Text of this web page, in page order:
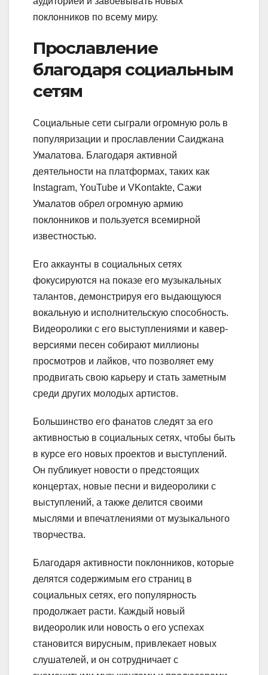
поклонников по всему миру.
Прославление
благодаря социальным
сетям
Социальные сети сыграли огромную роль в
популяризации и прославлении Саиджана
Умалатова. Благодаря активной
деятельности на платформах, таких как
Instagram, YouTube и VKontakte, Сажи
Умалатов обрел огромную армию
поклонников и пользуется всемирной
известностью.
Его аккаунты в социальных сетях
фокусируются на показе его музыкальных
талантов, демонстрируя его выдающуюся
вокальную и исполнительскую способность.
Видеоролики с его выступлениями и кавер-
версиями песен собирают миллионы
просмотров и лайков, что позволяет ему
продвигать свою карьеру и стать заметным
среди других молодых артистов.
Большинство его фанатов следят за его
активностью в социальных сетях, чтобы быть
в курсе его новых проектов и выступлений.
Он публикует новости о предстоящих
концертах, новые песни и видеоролики с
выступлений, а также делится своими
мыслями и впечатлениями от музыкального
творчества.
Благодаря активности поклонников, которые
делятся содержимым его страниц в
социальных сетях, его популярность
продолжает расти. Каждый новый
видеоролик или новость о его успехах
становится вирусным, привлекает новых
слушателей, и он сотрудничает с